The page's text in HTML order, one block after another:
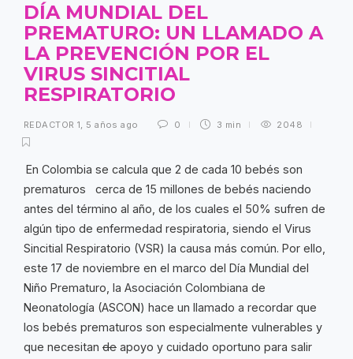
DÍA MUNDIAL DEL
PREMATURO: UN LLAMADO A
LA PREVENCIÓN POR EL
VIRUS SINCITIAL
RESPIRATORIO
REDACTOR 1, 5 años ago 0 3 min 2048
En Colombia se calcula que 2 de cada 10 bebés son
prematuros cerca de 15 millones de bebés naciendo
antes del término al año, de los cuales el 50% sufren de
algún tipo de enfermedad respiratoria, siendo el Virus
Sincitial Respiratorio (VSR) la causa más común. Por ello,
este 17 de noviembre en el marco del Día Mundial del
Niño Prematuro, la Asociación Colombiana de
Neonatología (ASCON) hace un llamado a recordar que
los bebés prematuros son especialmente vulnerables y
que necesitan de apoyo y cuidado oportuno para salir